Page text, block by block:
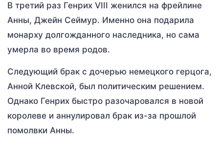
В третий раз Генрих VIII женился на фрейлине
Анны, Джейн Сеймур. Именно она подарила
монарху долгожданного наследника, но сама
умерла во время родов.
Следующий брак с дочерью немецкого герцога,
Анной Клевской, был политическим решением.
Однако Генрих быстро разочаровался в новой
королеве и аннулировал брак из-за прошлой
помолвки Анны.